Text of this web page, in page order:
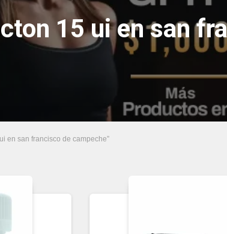
15 ui en san
en san francisco de campeche”